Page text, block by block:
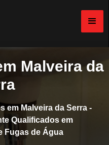
Malveira da
em Malveira da Serra -
Qualificados em
Fugas de Água